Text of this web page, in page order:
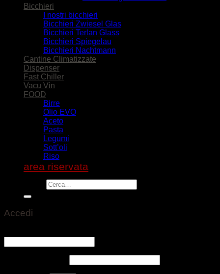
Bicchieri
I nostri bicchieri
Bicchieri Zwiesel Glas
Bicchieri Terlan Glass
Bicchieri Spiegelau
Bicchieri Nachtmann
Cantine Climatizzate
Dispenser
Fast Chiller
Vacu Vin
FOOD
Birre
Olio EVO
Aceto
Pasta
Legumi
Sott’oli
Riso
area riservata
Accedi